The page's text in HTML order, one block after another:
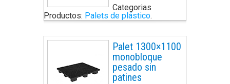
Categorias
Productos: Palets de plástico.
Palet 1300×1100
monobloque
pesado sin
patines